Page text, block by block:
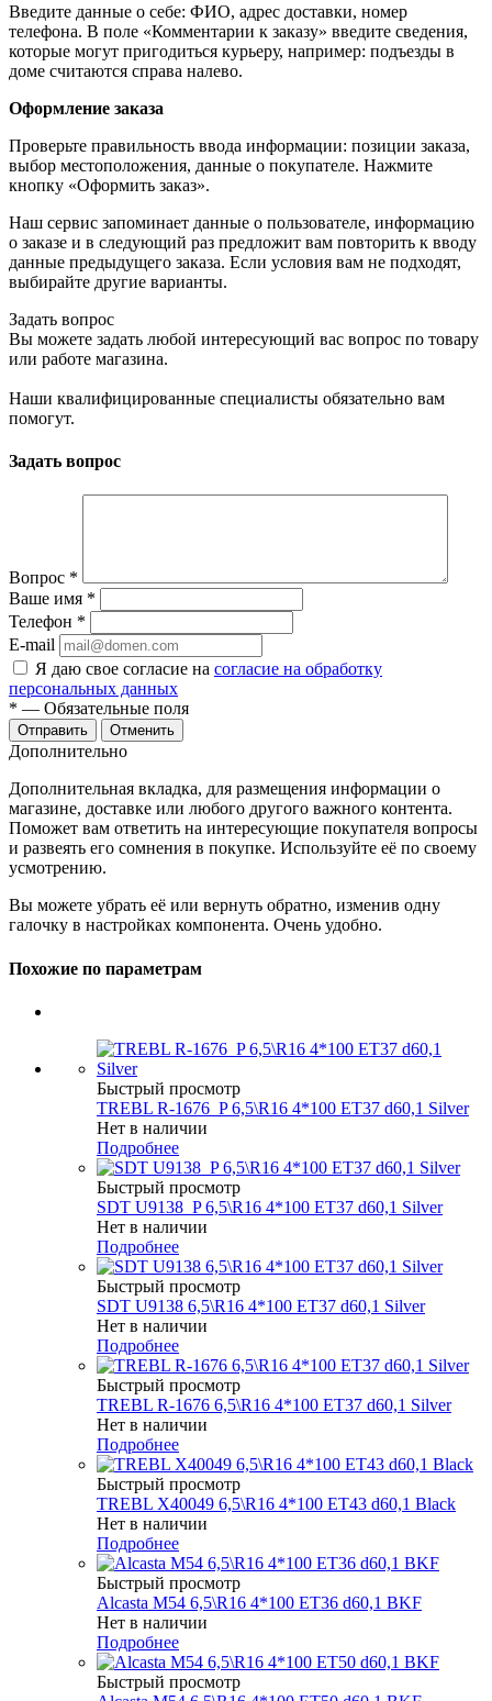
Введите данные о себе: ФИО, адрес доставки, номер
телефона. В поле «Комментарии к заказу» введите сведения,
которые могут пригодиться курьеру, например: подъезды в
доме считаются справа налево.
Оформление заказа
Проверьте правильность ввода информации: позиции заказа,
выбор местоположения, данные о покупателе. Нажмите
кнопку «Оформить заказ».
Наш сервис запоминает данные о пользователе, информацию
о заказе и в следующий раз предложит вам повторить к вводу
данные предыдущего заказа. Если условия вам не подходят,
выбирайте другие варианты.
Задать вопрос
Вы можете задать любой интересующий вас вопрос по товару
или работе магазина.
Наши квалифицированные специалисты обязательно вам
помогут.
Задать вопрос
Вопрос *
Ваше имя *
Телефон *
E-mail
Я даю свое согласие на согласие на обработку
персональных данных
* — Обязательные поля
Отменить
Дополнительно
Дополнительная вкладка, для размещения информации о
магазине, доставке или любого другого важного контента.
Поможет вам ответить на интересующие покупателя вопросы
и развеять его сомнения в покупке. Используйте её по своему
усмотрению.
Вы можете убрать её или вернуть обратно, изменив одну
галочку в настройках компонента. Очень удобно.
Похожие по параметрам
Быстрый просмотр
TREBL R-1676_P 6,5\R16 4*100 ET37 d60,1 Silver
Нет в наличии
Подробнее
Быстрый просмотр
SDT U9138_P 6,5\R16 4*100 ET37 d60,1 Silver
Нет в наличии
Подробнее
Быстрый просмотр
SDT U9138 6,5\R16 4*100 ET37 d60,1 Silver
Нет в наличии
Подробнее
Быстрый просмотр
TREBL R-1676 6,5\R16 4*100 ET37 d60,1 Silver
Нет в наличии
Подробнее
Быстрый просмотр
TREBL X40049 6,5\R16 4*100 ET43 d60,1 Black
Нет в наличии
Подробнее
Быстрый просмотр
Alcasta M54 6,5\R16 4*100 ET36 d60,1 BKF
Нет в наличии
Подробнее
Быстрый просмотр